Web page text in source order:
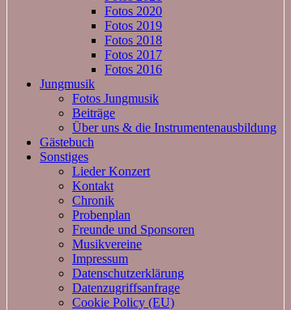
Fotos 2020
Fotos 2019
Fotos 2018
Fotos 2017
Fotos 2016
Jungmusik
Fotos Jungmusik
Beiträge
Über uns & die Instrumentenausbildung
Gästebuch
Sonstiges
Lieder Konzert
Kontakt
Chronik
Probenplan
Freunde und Sponsoren
Musikvereine
Impressum
Datenschutzerklärung
Datenzugriffsanfrage
Cookie Policy (EU)